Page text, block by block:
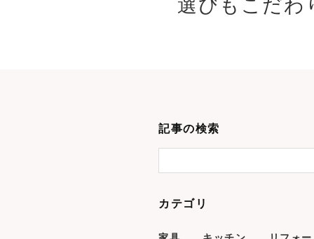
記事の検索
カテゴリ